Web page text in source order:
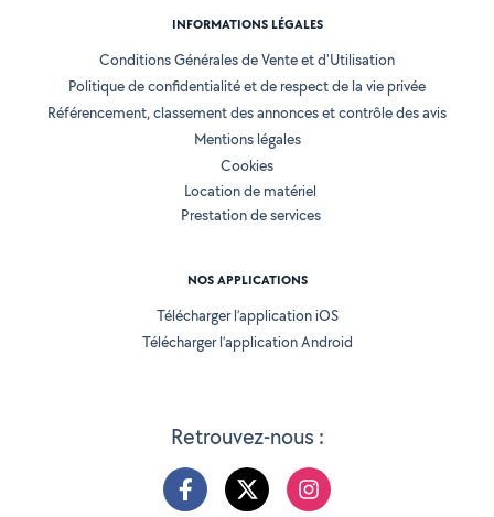
Retrouvez-nous :
INFORMATIONS LÉGALES
Conditions Générales de Vente et d'Utilisation
Politique de confidentialité et de respect de la vie privée
Référencement, classement des annonces et contrôle des avis
Mentions légales
Cookies
Location de matériel
Prestation de services
NOS APPLICATIONS
Télécharger l’application iOS
Télécharger l’application Android